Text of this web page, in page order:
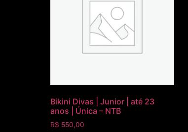
Bikini Divas | Junior | até 23
anos | Única – NTB
R$ 550,00